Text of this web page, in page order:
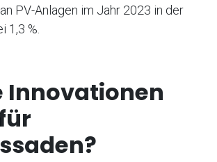
PV-Anlagen im Jahr 2023 in der
1,3 %.
Innovationen